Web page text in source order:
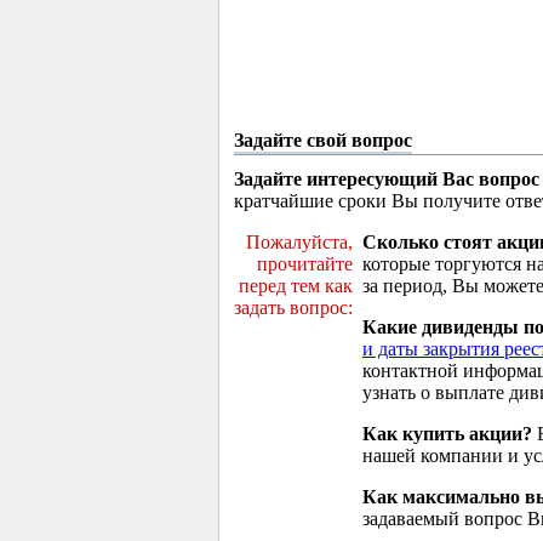
Задайте свой вопрос
Задайте интересующий Вас вопрос
кратчайшие сроки Вы получите
Пожалуйста,
прочитайте
перед тем как
задать вопрос:
Сколько стоят
которые торгуются
за период, Вы
Какие дивиденды
и даты закрытия
контактной
узнать о выплате
Как купить акции?
нашей компании и
Как максимально
задаваемый вопрос